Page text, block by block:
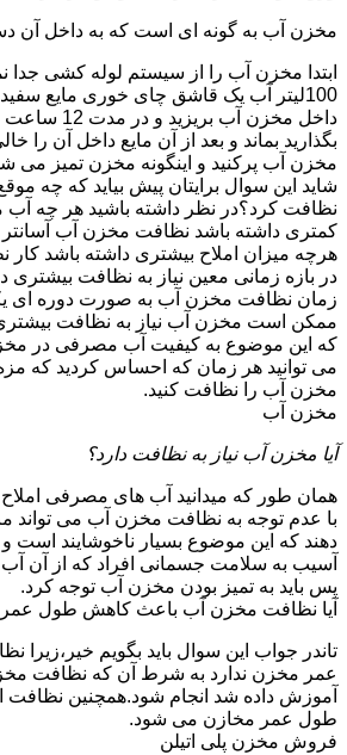
مخزن آب به گونه ای است که به داخل آن
ابتدا مخزن آب را از سیستم لوله کشی جدا
داخل مخزن آب
بگذارید بماند و بعد از آن مایع داخل آن را
مخزن آب پرکنید و اینگونه مخزن تمیز می
شاید این سوال برایتان پیش بیاید که چه
نظافت کرد؟در نظر داشته باشید هر چه آب
کمتری داشته باشد نظافت مخزن آب
هرچه میزان املاح بیشتری داشته باشد
در بازه زمانی معین نیاز به نظافت بیشتری
زمان نظافت مخزن آب به صورت دوره ای
ممکن است مخزن آب نیاز به نظافت
که این موضوع به کیفیت آب مصرفی در
می توانید هر زمان که احساس کردید که
مخزن آب را نظافت کنید.
مخزن آب
آیا مخزن آب نیاز به نظافت دارد؟
همان طور که میدانید آب های مصرفی
با عدم توجه به نظافت مخزن آب می تواند
دهند که این موضوع بسیار ناخوشایند
آسیب به سلامت جسمانی افراد که از آن
پس باید به تمیز بودن مخزن آب توجه کرد.
آیا نظافت مخزن آب باعث کاهش طول
تاندر جواب این سوال باید بگویم خیر،زیرا
عمر مخزن ندارد به شرط آن که نظافت
آموزش داده شد انجام شود.همچنین
طول عمر مخازن می شود.
فروش مخزن پلی اتیلن